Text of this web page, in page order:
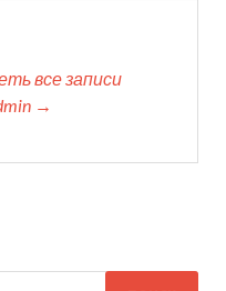
все записи
→